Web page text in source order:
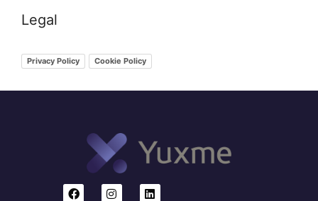
Legal
Privacy Policy Cookie Policy